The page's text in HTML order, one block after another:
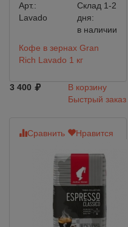
Арт.:
Lavado
Склад 1-2
дня:
в наличии
Кофе в зернах Gran
Rich Lavado 1 кг
3 400
В корзину
Быстрый заказ
Сравнить Нравится